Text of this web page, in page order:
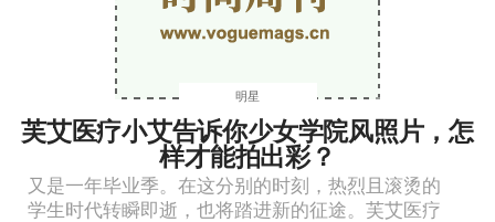
明星
芙艾医疗小艾告诉你少女学院风照片，怎
样才能拍出彩？
又是一年毕业季。在这分别的时刻，热烈且滚烫的
学生时代转瞬即逝，也将踏进新的征途。芙艾医疗